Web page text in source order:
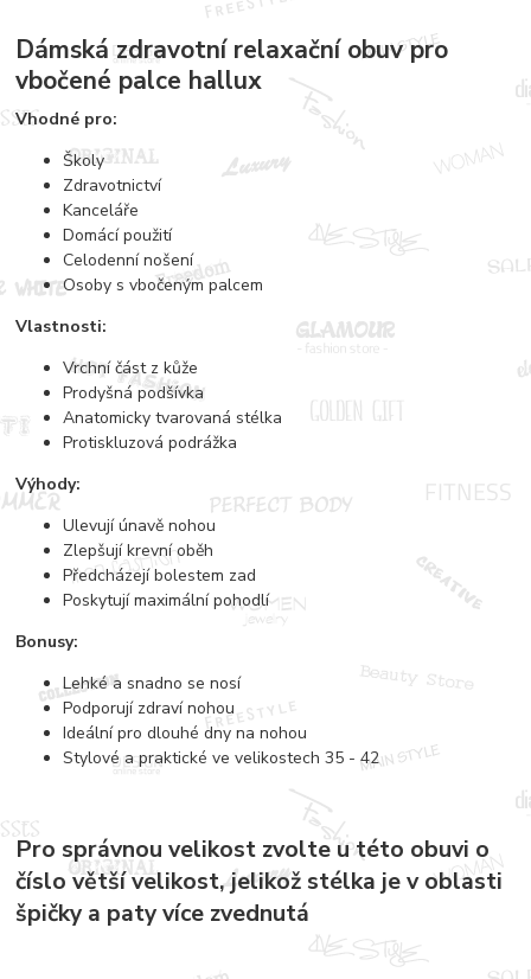
Dámská zdravotní relaxační obuv pro
vbočené palce hallux
Vhodné pro:
Školy
Zdravotnictví
Kanceláře
Domácí použití
Celodenní nošení
Osoby s vbočeným palcem
Vlastnosti:
Vrchní část z kůže
Prodyšná podšívka
Anatomicky tvarovaná stélka
Protiskluzová podrážka
Výhody:
Ulevují únavě nohou
Zlepšují krevní oběh
Předcházejí bolestem zad
Poskytují maximální pohodlí
Bonusy:
Lehké a snadno se nosí
Podporují zdraví nohou
Ideální pro dlouhé dny na nohou
Stylové a praktické ve velikostech 35 - 42
Pro správnou velikost zvolte u této obuvi o
číslo větší velikost, jelikož stélka je v oblasti
špičky a paty více zvednutá